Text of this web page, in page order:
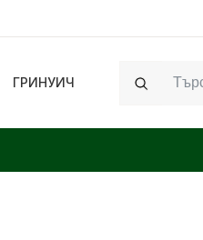
ГРИНУИЧ
Search